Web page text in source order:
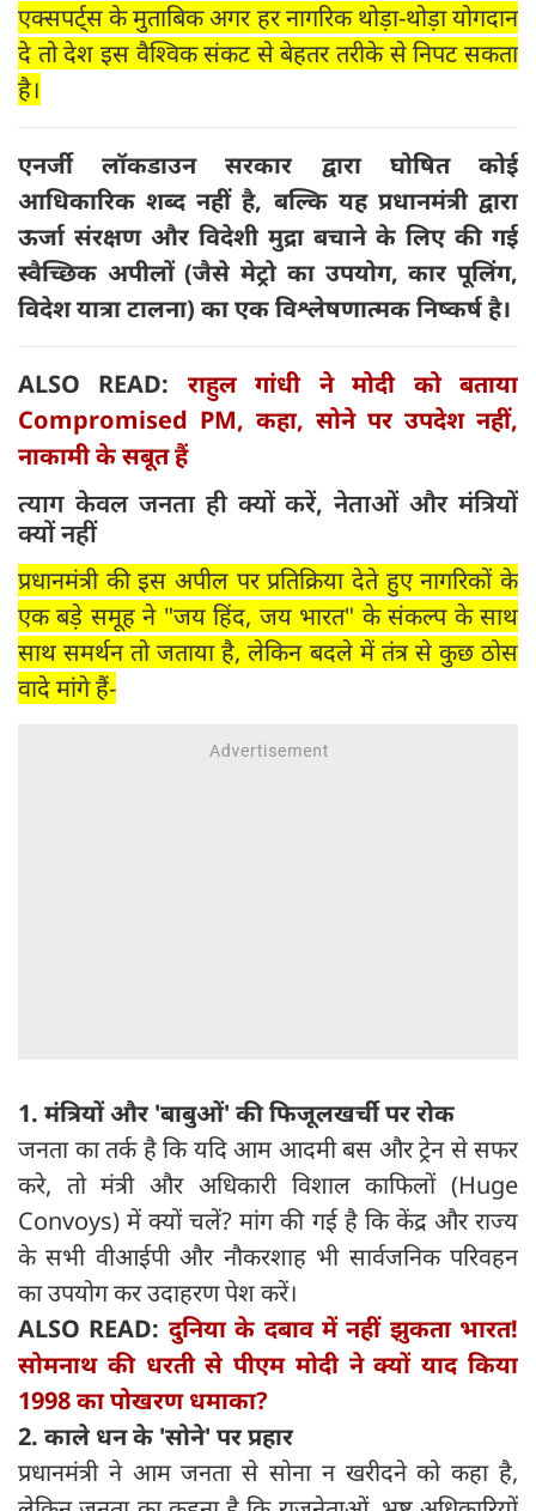
एक्सपर्ट्‍स के मुताबिक अगर हर नागरिक थोड़ा-थोड़ा योगदान
दे तो देश इस वैश्विक संकट से बेहतर तरीके से निपट सकता
है।
एनर्जी लॉकडाउन सरकार द्वारा घोषित कोई
आधिकारिक शब्द नहीं है, बल्कि यह प्रधानमंत्री द्वारा
ऊर्जा संरक्षण और विदेशी मुद्रा बचाने के लिए की गई
स्वैच्छिक अपीलों (जैसे मेट्रो का उपयोग, कार पूलिंग,
विदेश यात्रा टालना) का एक विश्लेषणात्मक निष्कर्ष है।
ALSO READ: राहुल गांधी ने मोदी को बताया
Compromised PM, कहा, सोने पर उपदेश नहीं,
नाकामी के सबूत हैं
त्याग केवल जनता ही क्यों करें, नेताओं और मंत्रियों
क्यों नहीं
प्रधानमंत्री की इस अपील पर प्रतिक्रिया देते हुए नागरिकों के
एक बड़े समूह ने "जय हिंद, जय भारत" के संकल्प के साथ
साथ समर्थन तो जताया है, लेकिन बदले में तंत्र से कुछ ठोस
वादे मांगे हैं-
1. मंत्रियों और 'बाबुओं' की फिजूलखर्ची पर रोक
जनता का तर्क है कि यदि आम आदमी बस और ट्रेन से सफर
करे, तो मंत्री और अधिकारी विशाल काफिलों (Huge
Convoys) में क्यों चलें? मांग की गई है कि केंद्र और राज्य
के सभी वीआईपी और नौकरशाह भी सार्वजनिक परिवहन
का उपयोग कर उदाहरण पेश करें।
ALSO READ: दुनिया के दबाव में नहीं झुकता भारत!
सोमनाथ की धरती से पीएम मोदी ने क्यों याद किया
1998 का पोखरण धमाका?
2. काले धन के 'सोने' पर प्रहार
प्रधानमंत्री ने आम जनता से सोना न खरीदने को कहा है,